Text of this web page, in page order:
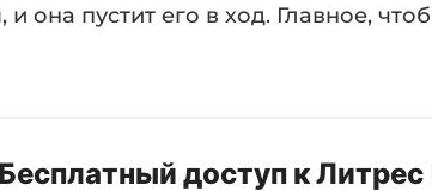
и она пустит его в ход. Главное,
Бесплатный доступ к